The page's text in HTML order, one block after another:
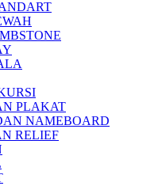
PLAKAT
NAMEBOARD
RELIEF